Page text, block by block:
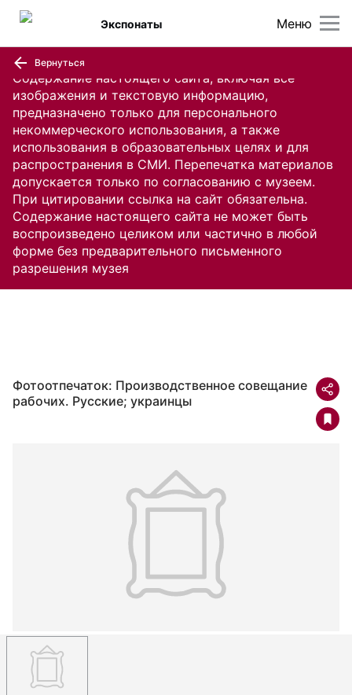
Содержание настоящего сайта, включая все
изображения и текстовую информацию,
предназначено только для персонального
некоммерческого использования, а также
использования в образовательных целях и для
распространения в СМИ. Перепечатка материалов
допускается только по согласованию с музеем.
При цитировании ссылка на сайт обязательна.
Содержание настоящего сайта не может быть
воспроизведено целиком или частично в любой
форме без предварительного письменного
разрешения музея
Меню
Экспонаты
Вернуться
Фотоотпечаток: Производственное совещание
рабочих. Русские; украинцы